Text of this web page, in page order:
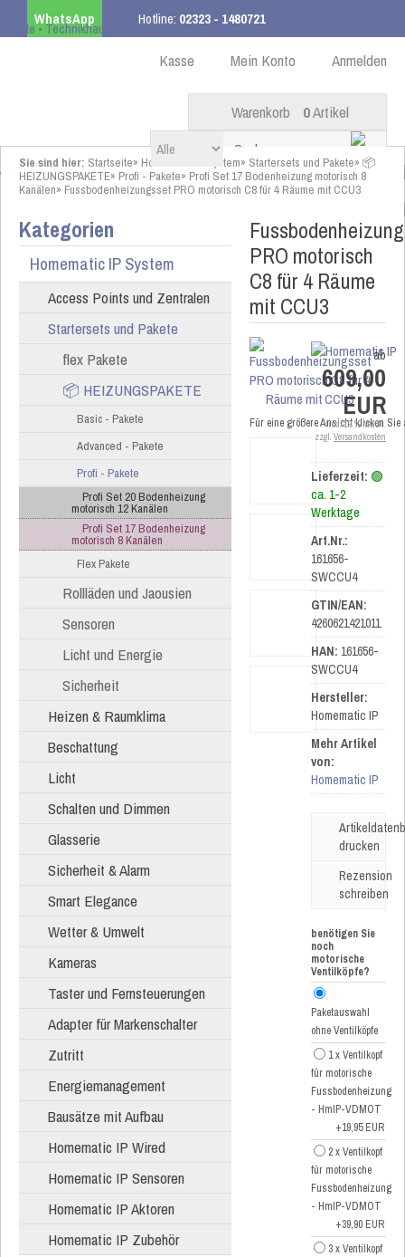
WhatsApp Hotline: 02323 - 1480721
ab 99,00 € innerhalb DE Anmelden
Mein Konto
Kasse
Warenkorb 0Artikel
Sie sind hier: Startseite» Homematic IP System» Startersets und Pakete» 📦
HEIZUNGSPAKETE» Profi - Pakete» Profi Set 17 Bodenheizung motorisch 8
Kanälen» Fussbodenheizungsset PRO motorisch C8 für 4 Räume mit CCU3
Kategorien
Homematic IP System
Access Points und Zentralen
Startersets und Pakete
flex Pakete
📦 HEIZUNGSPAKETE
Basic - Pakete
Advanced - Pakete
Profi - Pakete
Profi Set 20 Bodenheizung
motorisch 12 Kanälen
Profi Set 17 Bodenheizung
motorisch 8 Kanälen
Flex Pakete
Rollläden und Jaousien
Sensoren
Licht und Energie
Sicherheit
Heizen & Raumklima
Beschattung
Licht
Schalten und Dimmen
Glasserie
Sicherheit & Alarm
Smart Elegance
Wetter & Umwelt
Kameras
Taster und Fernsteuerungen
Adapter für Markenschalter
Zutritt
Energiemanagement
Bausätze mit Aufbau
Homematic IP Wired
Homematic IP Sensoren
Homematic IP Aktoren
Homematic IP Zubehör
PRO motorisch
C8 für 4 Räume
mit CCU3
Für eine größere Ansicht klicken
ab
609,00
EUR
inkl. 19 % MwSt.
zzgl. Versandkosten
Lieferzeit: 🟢
ca. 1-2
Werktage
Art.Nr.:
161656-
SWCCU4
GTIN/EAN:
4260621421011
HAN: 161656-
SWCCU4
Hersteller:
Homematic IP
Mehr Artikel
von:
Homematic IP
drucken
Rezension
schreiben
benötigen Sie
noch
motorische
Ventilköpfe?
Paketauswahl
ohne Ventilköpfe
1 x Ventilkopf
für motorische
Fussbodenheizung
- HmIP-VDMOT
+19,95 EUR
2 x Ventilkopf
für motorische
Fussbodenheizung
- HmIP-VDMOT
+39,90 EUR
3 x Ventilkopf